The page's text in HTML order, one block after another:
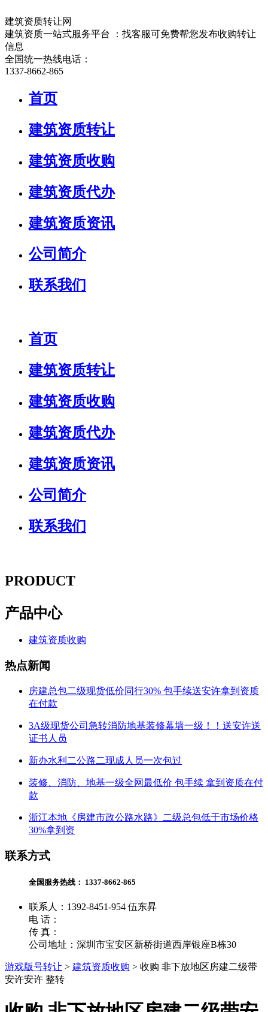
建筑资质转让网
建筑资质一站式服务平台 ：找客服可免费帮您发布收购转让
信息
全国统一热线电话：
1337-8662-865
首页
建筑资质转让
建筑资质收购
建筑资质代办
建筑资质资讯
公司简介
联系我们
首页
建筑资质转让
建筑资质收购
建筑资质代办
建筑资质资讯
公司简介
联系我们
PRODUCT
产品中心
建筑资质收购
热点新闻
房建总包二级现货低价同行30% 包手续送安许拿到资质
在付款
3A级现货公司急转消防地基装修幕墙一级！！送安许送
证书人员
新办水利二公路二现成人员一次包过
装修、消防、地基一级全网最低价 包手续 拿到资质在付
款
浙江本地《房建市政公路水路》二级总包低于市场价格
30%拿到资
联系方式
全国服务热线： 1337-8662-865
联系人：1392-8451-954 伍东昇
电 话：
传 真：
公司地址：深圳市宝安区新桥街道西岸银座B栋30
游戏版号转让 > 建筑资质收购 > 收购 非下放地区房建二级带
安许安许 整转